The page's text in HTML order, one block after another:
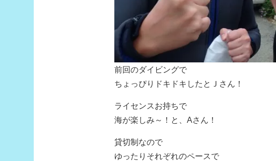
前回のダイビングで
ちょっぴりドキドキしたとＪさん！
ライセンスお持ちで
海が楽しみ～！と、Aさん！
貸切制なので
ゆったりそれぞれのペースで